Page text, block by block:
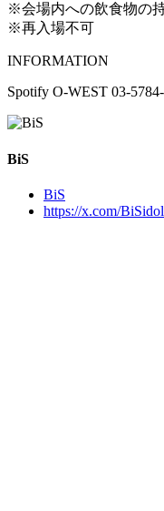
※会場内への飲食物の
※再入場不可
INFORMATION
Spotify O-WEST 03-
BiS
BiS
https://x.com/BiSidol